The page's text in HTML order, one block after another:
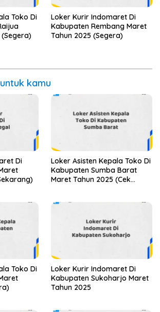
Toko Di
Loker Kurir Indomaret Di
Kabupaten Rembang Maret
Tahun 2025 (Segera)
kamu
Di
Loker Asisten Kepala Toko Di
Kabupaten Sumba Barat
Maret Tahun 2025 (Cek
Toko Di
Loker Kurir Indomaret Di
Kabupaten Sukoharjo Maret
Tahun 2025